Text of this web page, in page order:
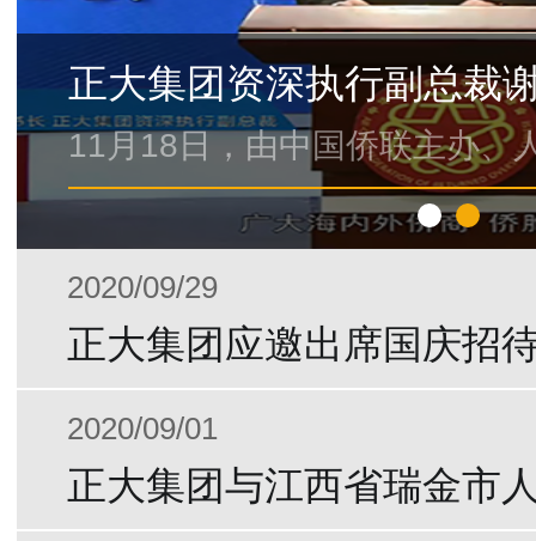
2020/09/29
正大集团应邀出席国庆招
2020/09/01